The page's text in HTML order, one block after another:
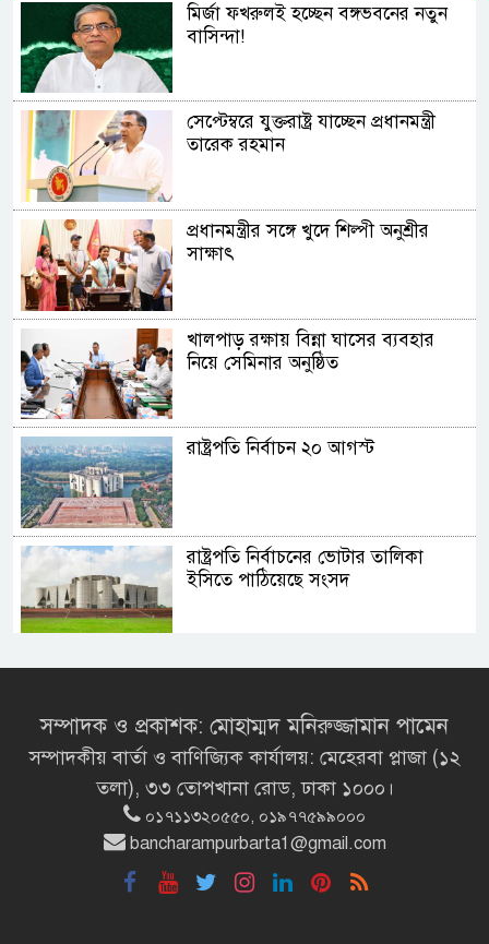
মির্জা ফখরুলই হচ্ছেন বঙ্গভবনের নতুন
বাসিন্দা!
সেপ্টেম্বরে যুক্তরাষ্ট্র যাচ্ছেন প্রধানমন্ত্রী
তারেক রহমান
প্রধানমন্ত্রীর সঙ্গে খুদে শিল্পী অনুশ্রীর
সাক্ষাৎ
খালপাড় রক্ষায় বিন্না ঘাসের ব্যবহার
নিয়ে সেমিনার অনুষ্ঠিত
রাষ্ট্রপতি নির্বাচন ২০ আগস্ট
রাষ্ট্রপতি নির্বাচনের ভোটার তালিকা
ইসিতে পাঠিয়েছে সংসদ
রাষ্ট্রচিন্তার ধারাবাহিকতা
বাংলাদেশ
শিক্ষার্থীদের সাথে উৎসবমুখর পরিবেশে
ব্রাক্ষণবাড়িয়ায় বইপড়া কর্মসূচীর
শুভসূচনা
মালয়েশিয়ায় মারামারি করে তিন
সম্পাদক ও প্রকাশক: মোহাম্মদ মনিরুজ্জামান পামেন
সম্পাদকীয় বার্তা ও বাণিজ্যিক কার্যালয়: মেহেরবা প্লাজা (১২
তলা), ৩৩ তোপখানা রোড, ঢাকা ১০০০।
০১৭১১৩২০৫৫০, ০১৯৭৭৫৯৯০০০
bancharampurbarta1@gmail.com